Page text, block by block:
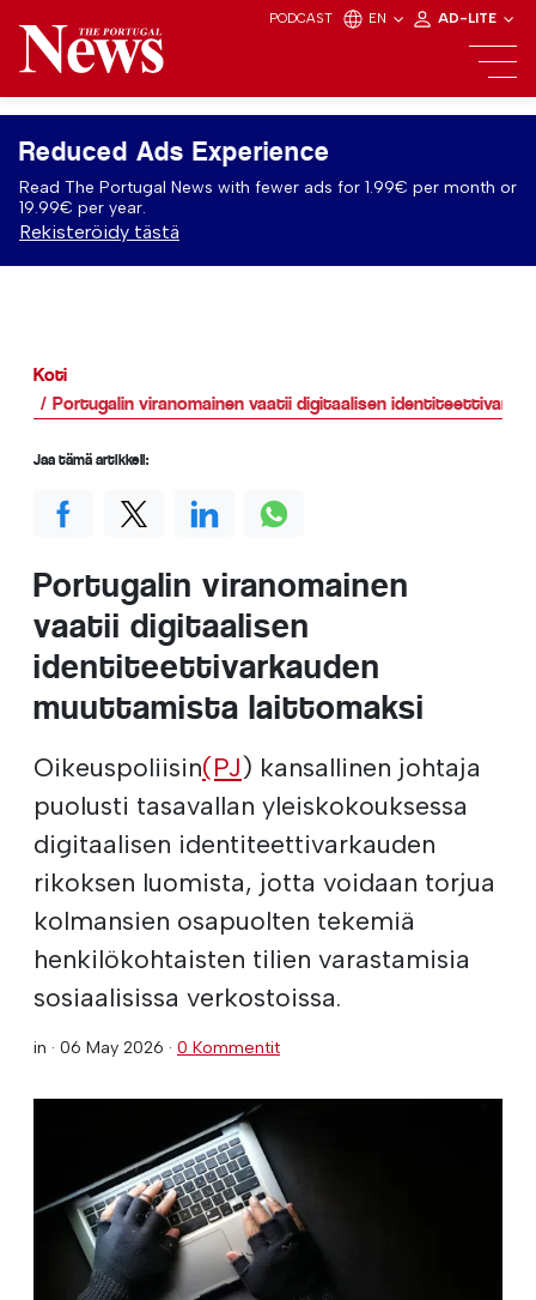
PODCAST EN AD-LITE
Reduced Ads Experience
Read The Portugal News with fewer ads for 1.99€ per month or
19.99€ per year.
Rekisteröidy tästä
Koti
Portugalin viranomainen vaatii digitaalisen
Portugalin viranomainen
vaatii digitaalisen
identiteettivarkauden
muuttamista laittomaksi
Oikeuspoliisin(PJ) kansallinen johtaja
puolusti tasavallan yleiskokouksessa
digitaalisen identiteettivarkauden
rikoksen luomista, jotta voidaan torjua
kolmansien osapuolten tekemiä
henkilökohtaisten tilien varastamisia
sosiaalisissa verkostoissa.
in · 06 May 2026 · 0 Kommentit
Jaa tämä artikkeli: